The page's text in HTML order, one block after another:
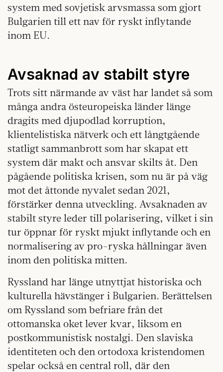
system med sovjetisk arvsmassa som gjort
Bulgarien till ett nav för ryskt inflytande
inom EU.
Avsaknad av stabilt styre
Trots sitt närmande av väst har landet så som
många andra östeuropeiska länder länge
dragits med djupodlad korruption,
klientelistiska nätverk och ett långtgående
statligt sammanbrott som har skapat ett
system där makt och ansvar skilts åt. Den
pågående politiska krisen, som nu är på väg
mot det åttonde nyvalet sedan 2021,
förstärker denna utveckling. Avsaknaden av
stabilt styre leder till polarisering, vilket i sin
tur öppnar för ryskt mjukt inflytande och en
normalisering av pro-ryska hållningar även
inom den politiska mitten.
Ryssland har länge utnyttjat historiska och
kulturella hävstänger i Bulgarien. Berättelsen
om Ryssland som befriare från det
ottomanska oket lever kvar, liksom en
postkommunistisk nostalgi. Den slaviska
identiteten och den ortodoxa kristendomen
spelar också en central roll, där den